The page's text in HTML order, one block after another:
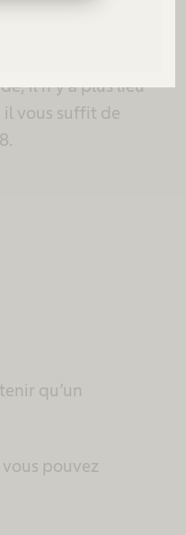
il n’y a plus lieu
il vous suffit de
qu’un
pouvez